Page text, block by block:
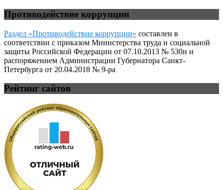
Противодействие коррупции
Раздел «Противодействие коррупции» составлен в
соответствии с приказом Министерства труда и социальной
защиты Российской Федерации от 07.10.2013 № 530н и
распоряжением Администрации Губернатора Санкт-
Петербурга от 20.04.2018 № 9-ра
Рейтинг сайтов